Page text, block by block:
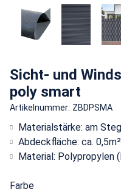
Sicht- und
poly smart
Artikelnummer: ZBDPSMA
Materialstärke: am
Abdeckfläche: ca. 0,5m²
Material: Polypropylen
Farbe